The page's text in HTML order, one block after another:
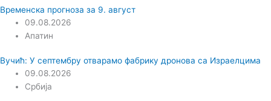
Временска прогноза за 9. август
09.08.2026
Апатин
Вучић: У септембру отварамо фабрику дронова са Израелцима
09.08.2026
Србија